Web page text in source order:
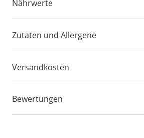
Nährwerte
Zutaten und Allergene
Versandkosten
Bewertungen